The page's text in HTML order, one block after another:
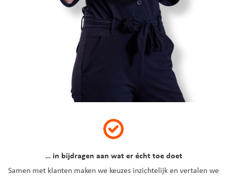
… in bijdragen aan wat er écht toe doet
Samen met klanten maken we keuzes inzichtelijk en vertalen we